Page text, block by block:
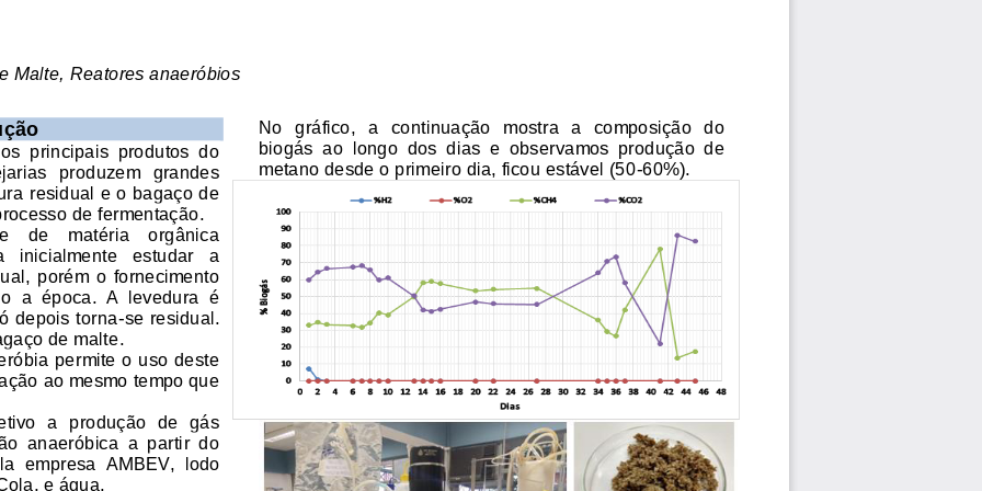
Malte, Reatores anaeróbios
principais  produtos  do
produzem   grandes
residual e o bagaço de
de fermentação.
de    matéria    orgânica
inicialmente   estudar   a
porém  o  fornecimento
a  época.  A  levedura  é
depois torna-se residual
de malte
permite o uso deste
ao mesmo tempo que
a  produção  de  gás
anaeróbica  a  partir  do
empresa  AMBEV,  lodo
e água.
No
   gráfico,   a   continuação   mostra   a  composição  do
biogás  ao  longo  dos  dias  e  observamos  produção  de
metano desde o primeiro dia, ficou estável (50-60%).